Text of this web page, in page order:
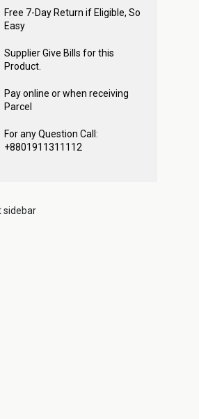
Free 7-Day Return if Eligible, So
Easy
Supplier Give Bills for this
Product.
Pay online or when receiving
Parcel
For any Question Call:
+8801911311112